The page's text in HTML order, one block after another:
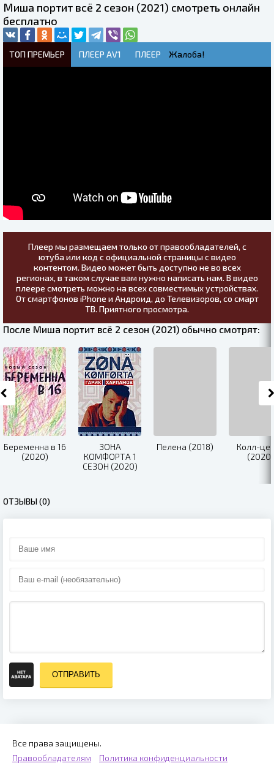
Миша портит всё 2 сезон (2021) смотреть онлайн
бесплатно
ТОП ПРЕМЬЕР ПЛЕЕР AV1 ПЛЕЕР Жалоба!
Плеер мы размещаем только от правообладателей, с
ютуба или код с официальной страницы с видео
контентом. Видео может быть доступно не во всех
регионах, в таком случае вам нужно написать нам. В видео
плеере смотреть можно на всех совместимых устройствах.
От смартфонов iPhone и Андроид, до Телевизоров, со смарт
ТВ. Приятного просмотра.
После Миша портит всё 2 сезон (2021) обычно смотрят:
Беременна в 16
(2020)
ЗОНА
КОМФОРТА 1
СЕЗОН (2020)
Пелена (2018)
Колл-
(2020)
ОТЗЫВЫ (0)
ОТПРАВИТЬ
Все права защищены.
Правообладателям
Политика конфиденциальности